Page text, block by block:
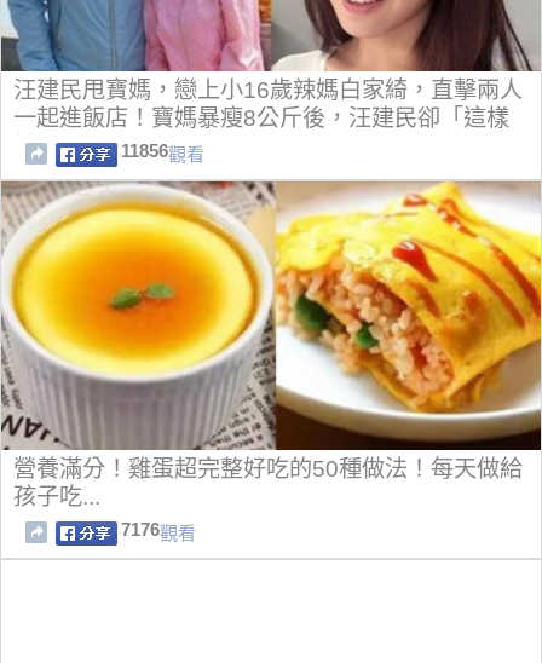
汪建民甩寶媽，戀上小16歲辣媽白家綺，直擊兩人
一起進飯店！寶媽暴瘦8公斤後，汪建民卻「這樣
說」！
11856觀看
營養滿分！雞蛋超完整好吃的50種做法！每天做給
孩子吃...
7176觀看